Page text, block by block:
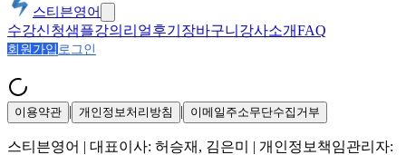
스티븐영어
수강신청샘플강의 리얼후기 장바구니 강사소개FAQ
회원가입 로그인
이용약관 | 개인정보처리방침 | 이메일주소무단수집거부
스티븐영어 | 대표이사: 허승재, 김은미
| 개인정보책임관리자: